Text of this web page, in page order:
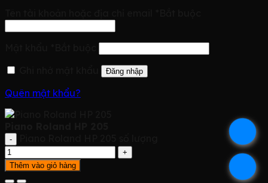
Đăng nhập
Quên mật khẩu?
Thêm vào giỏ hàng